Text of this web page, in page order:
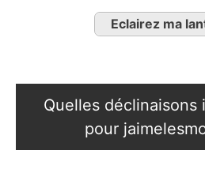
Eclairez ma
Quelles déclinaisons
pour